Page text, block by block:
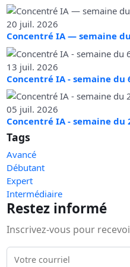
20 juil. 2026
Concentré IA — semaine
13 juil. 2026
Concentré IA - semaine du
05 juil. 2026
Concentré IA - semaine
Tags
Avancé
Débutant
Expert
Intermédiaire
Restez informé
Inscrivez-vous pour